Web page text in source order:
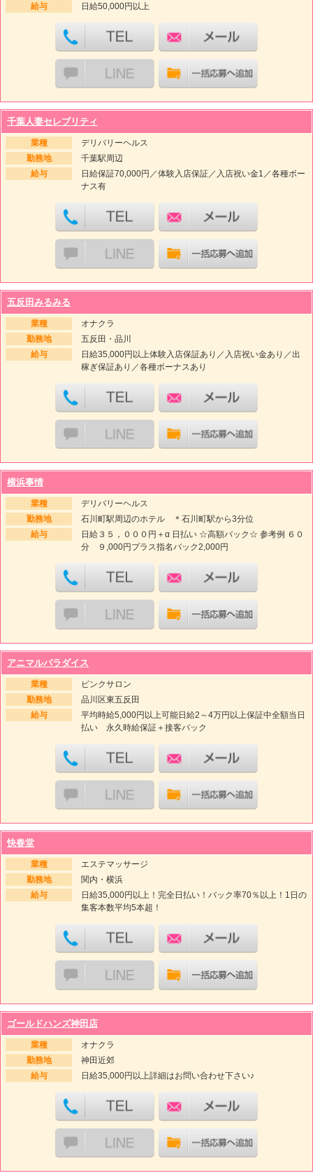
給与
日給50,000円以上
千葉人妻セレブリティ
業種
デリバリーヘルス
勤務地
千葉駅周辺
給与
日給保証70,000円／体験入店保証／入店祝い金1／各種ボー
ナス有
五反田みるみる
業種
オナクラ
勤務地
五反田・品川
給与
日給35,000円以上体験入店保証あり／入店祝い金あり／出
稼ぎ保証あり／各種ボーナスあり
横浜事情
業種
デリバリーヘルス
勤務地
石川町駅周辺のホテル ＊石川町駅から3分位
給与
日給３５，０００円＋α 日払い ☆高額バック☆ 参考例 ６０
分 ９,000円プラス指名バック2,000円
アニマルパラダイス
業種
ピンクサロン
勤務地
品川区東五反田
給与
平均時給5,000円以上可能日給2～4万円以上保証中全額当日
払い 永久時給保証＋接客バック
快春堂
業種
エステマッサージ
勤務地
関内・横浜
給与
日給35,000円以上！完全日払い！バック率70％以上！1日の
集客本数平均5本超！
ゴールドハンズ神田店
業種
オナクラ
勤務地
神田近郊
給与
日給35,000円以上詳細はお問い合わせ下さい♪